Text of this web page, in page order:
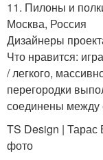
11. Пилоны и
Москва, Россия
Дизайнеры
Что нравится:
/ легкого,
перегородки
соединены между
TS Design | Тарас
фото